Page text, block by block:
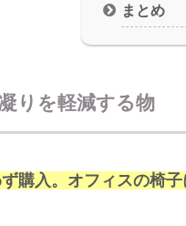
まとめ
りを軽減する物
購入。オフィスの椅